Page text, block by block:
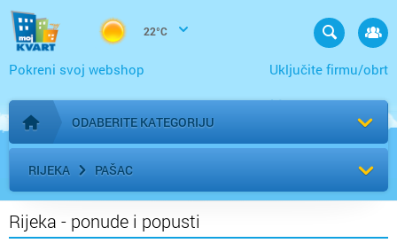
22°C
Uključite firmu/obrt
Pokreni svoj webshop
Početna stranica
ODABERITE KATEGORIJU
RIJEKA PAŠAC
Rijeka - ponude i popusti